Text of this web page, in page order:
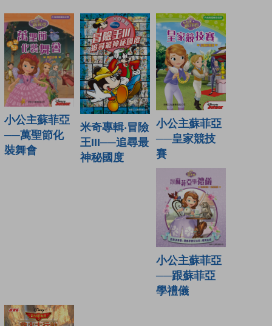
小公主蘇菲亞
──萬聖節化
裝舞會
米奇專輯‧冒險
王III──追尋最
神秘國度
小公主蘇菲亞
──皇家競技
賽
小公主蘇菲亞
──跟蘇菲亞
學禮儀